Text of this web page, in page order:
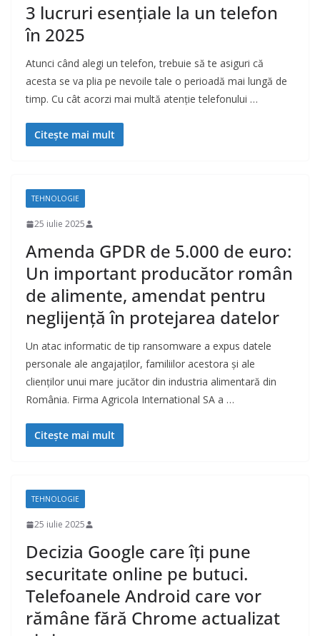
3 lucruri esențiale la un telefon
în 2025
Atunci când alegi un telefon, trebuie să te asiguri că
acesta se va plia pe nevoile tale o perioadă mai lungă de
timp. Cu cât acorzi mai multă atenție telefonului …
Citește mai mult
TEHNOLOGIE
25 iulie 2025
Amenda GPDR de 5.000 de euro:
Un important producător român
de alimente, amendat pentru
neglijență în protejarea datelor
Un atac informatic de tip ransomware a expus datele
personale ale angajaților, familiilor acestora și ale
clienților unui mare jucător din industria alimentară din
România. Firma Agricola International SA a …
Citește mai mult
TEHNOLOGIE
25 iulie 2025
Decizia Google care îți pune
securitate online pe butuci.
Telefoanele Android care vor
rămâne fără Chrome actualizat